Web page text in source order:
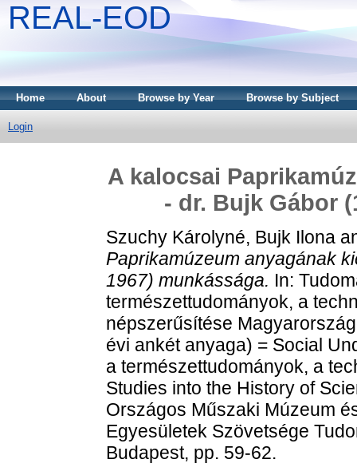
REAL-EOD
Home About Browse by Year Browse by Subject
Login
A kalocsai
- dr. Bujk Gábor
Szuchy Károlyné, Bujk Ilona
Paprikamúzeum anyagának
1967) munkássága. In:
természettudományok, a
népszerűsítése
évi ankét anyaga) = Social
a természettudományok, a
Studies into the History of
Országos Műszaki Múzeum
Egyesületek Szövetsége
Budapest, pp. 59-62.